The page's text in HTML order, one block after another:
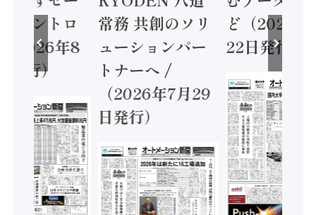
コントロ
2026年8
発行）
常務 共創のソリ
ューションパー
トナーへ /
（2026年7月29
日発行）
ど（2026年
22日発行）